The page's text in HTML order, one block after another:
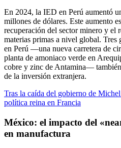
En 2024, la IED en Perú aumentó
millones de dólares. Este aumento
recuperación del sector minero y el
materias primas a nivel global. Tres
en Perú —una nueva carretera de
planta de amoniaco verde en
cobre y zinc de Antamina—
de la inversión extranjera.
Tras la caída del gobierno de
política reina en Francia
México: el impacto del
en manufactura